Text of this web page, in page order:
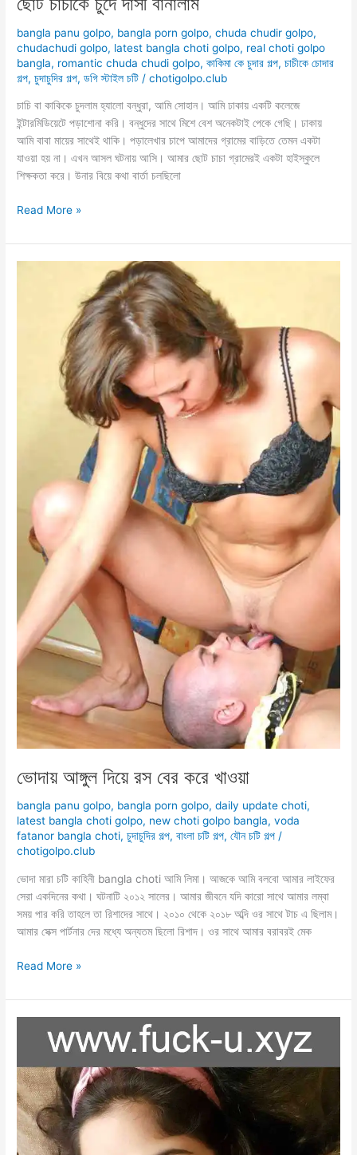
bangla panu golpo, bangla porn golpo,chuda chudir golpo,
chudachudi golpo, latest bangla choti golpo, real choti golpo
bangla, romantic chuda chudi golpo,কাকিমা কে চুদার গল্প,চাচীকে চোদার
গল্প,চুদাচুদির গল্প,ডগি স্টাইল চটি /chotigolpo.club
চাচি বা কাকিকে চুদলাম হ্যালো বন্ধুরা, আমি সোহান। আমি ঢাকায় একটি কলেজে
ইন্টারমিডিয়েটে পড়াশোনা করি। বন্ধুদের সাথে মিশে বেশ অনেকটাই পেকে গেছি। ঢাকায়
আমি বাবা মায়ের সাথেই থাকি। পড়ালেখার চাপে আমাদের গ্রামের বাড়িতে তেমন একটা
যাওয়া হয় না। এখন আসল ঘটনায় আসি। আমার ছোট চাচা গ্রামেরই একটা হাইস্কুলে
শিক্ষকতা করে। উনার বিয়ে কথা বার্তা চলছিলো
ছোট
চুদে
দাসী
Read More »
ভোদায় আঙ্গুল দিয়ে রস বের করে খাওয়া
bangla panu golpo, bangla porn golpo,daily update choti,
latest bangla choti golpo, new choti golpo bangla,voda
fatanor bangla choti,চুদাচুদির গল্প,বাংলা চটি গল্প,যৌন চটি গল্প /
chotigolpo.club
ভোদা মারা চটি কাহিনী bangla choti আমি লিমা। আজকে আমি বলবো আমার লাইফের
সেরা একদিনের কথা। ঘটনাটি ২০১২ সালের। আমার জীবনে যদি কারো সাথে আমার লম্বা
সময় পার করি তাহলে তা রিশাদের সাথে। ২০১০ থেকে ২০১৮ অব্দি ওর সাথে টাচ এ ছিলাম।
আমার সেক্স পার্টনার দের মধ্যে অন্যতম ছিলো রিশাদ। ওর সাথে আমার বরাবরই মেক
ভোদায়
দিয়ে
রস
খাওয়া
Read More »